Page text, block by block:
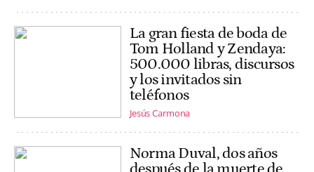
La gran fiesta de boda de
Tom Holland y Zendaya:
500.000 libras, discursos
y los invitados sin
teléfonos
Jesús Carmona
Norma Duval, dos años